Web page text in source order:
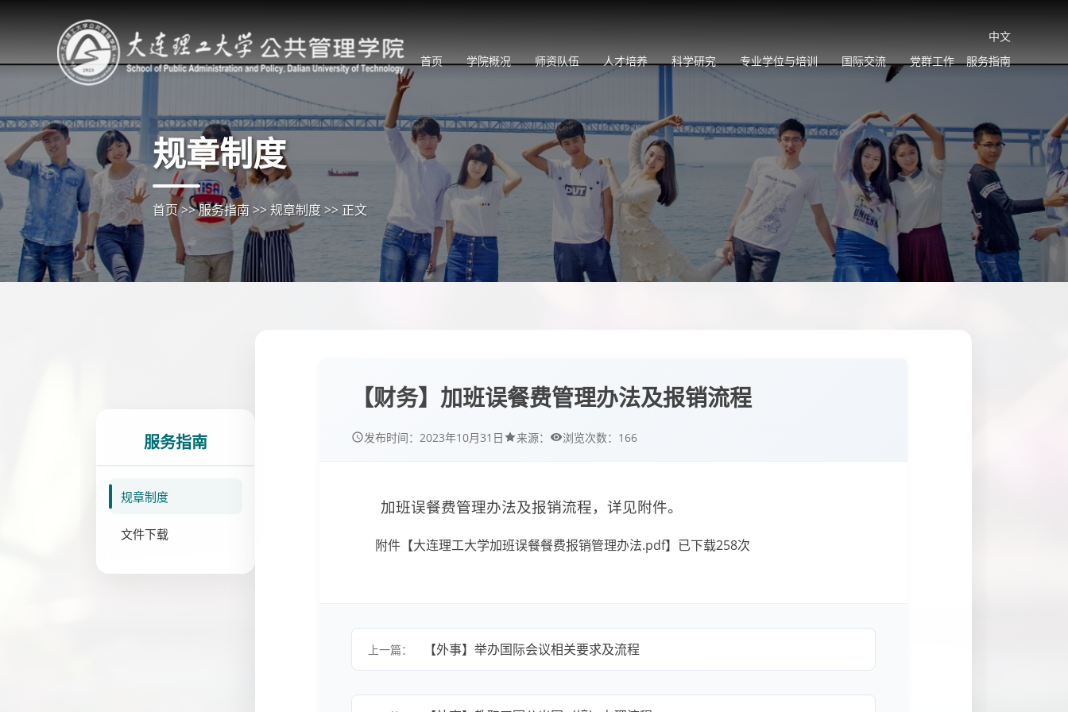
中文
首页
学院概况 师资队伍 人才培养 科学研究 专业学位与培训 国际交流 党群工作 服务指南
规章制度
首页>>服务指南 >>规章制度>>正文
服务指南
规章制度
文件下载
【财务】加班误餐费管理办法及报销流程
发布时间： 2023年10月31日 来源： 浏览次数： 166
加班误餐费管理办法及报销流程，详见附件。
附件【大连理工大学加班误餐餐费报销管理办法.pdf】已下载258次
上一篇： 【外事】举办国际会议相关要求及流程